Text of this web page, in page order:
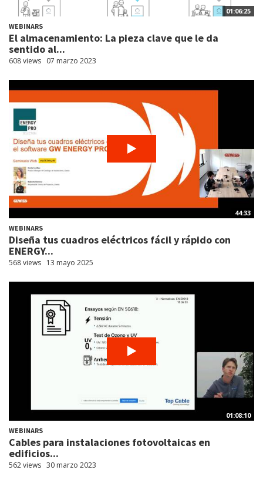
01:06:25
WEBINARS
El almacenamiento: La pieza clave que le da
sentido al...
608 views 07 marzo 2023
44:33
WEBINARS
Diseña tus cuadros eléctricos fácil y rápido con
ENERGY...
568 views 13 mayo 2025
01:08:10
WEBINARS
Cables para instalaciones fotovoltaicas en
edificios...
562 views 30 marzo 2023